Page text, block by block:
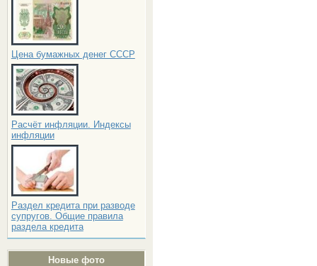
Цена бумажных денег СССР
Расчёт инфляции. Индексы
инфляции
Раздел кредита при разводе
супругов. Общие правила
раздела кредита
Новые фото